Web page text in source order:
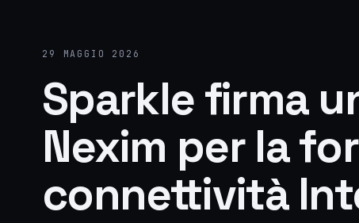
29 MAGGIO 2026
Sparkle firma
Nexim per la
connettività